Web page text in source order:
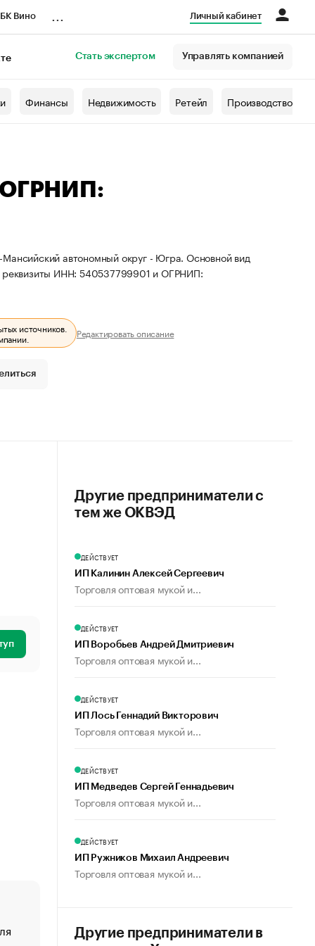
Вино Личный кабинет
Стать экспертом Управлять компанией
Финансы Недвижимость Ретейл Производство
ОГРНИП:
автономный округ - Югра. Основной вид
реквизиты ИНН: 540537799901 и ОГРНИП:
источников.
Редактировать описание
«От спорта тело стареет иначе». Как живет глава
Другие предприниматели с
тем же ОКВЭД
ДЕЙСТВУЕТ
ИП Калинин Алексей Сергеевич
Торговля оптовая мукой и...
ДЕЙСТВУЕТ
ИП Воробьев Андрей Дмитриевич
Торговля оптовая мукой и...
ДЕЙСТВУЕТ
ИП Лось Геннадий Викторович
Торговля оптовая мукой и...
ДЕЙСТВУЕТ
ИП Медведев Сергей Геннадьевич
Торговля оптовая мукой и...
ДЕЙСТВУЕТ
ИП Ружников Михаил Андреевич
Торговля оптовая мукой и...
Другие предприниматели в